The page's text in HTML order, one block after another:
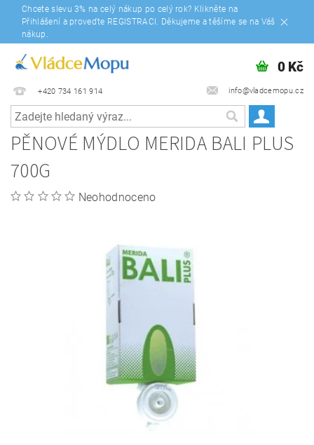
Chcete slevu 3% na celý nákup po celý rok? Klikněte na
Přihlášení a proveďte REGISTRACI. Děkujeme a těšíme se na Váš
nákup.
+420 734 161 914 info@vladcemopu.cz
0 Kč
PĚNOVÉ MÝDLO MERIDA BALI PLUS
700G
Neohodnoceno